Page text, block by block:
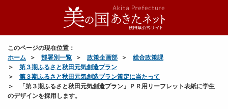
このページの現在位置：
ホーム
部署別一覧 政策企画部
総合政策課
第３期ふるさと秋田元気創造プラン
第３期ふるさと秋田元気創造プラン策定に当たって
「第３期ふるさと秋田元気創造プラン」ＰＲ用リーフレット表紙に学生
のデザインを採用します。